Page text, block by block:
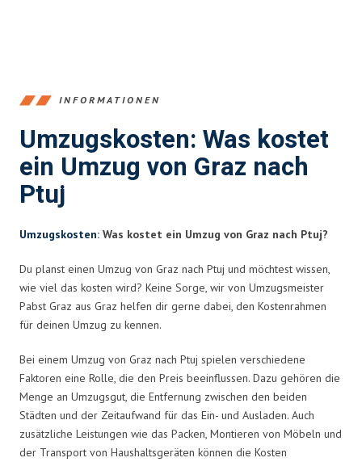
INFORMATIONEN
Umzugskosten: Was kostet
ein Umzug von Graz nach
Ptuj
Umzugskosten: Was kostet ein Umzug von Graz nach Ptuj?
Du planst einen Umzug von Graz nach Ptuj und möchtest wissen,
wie viel das kosten wird? Keine Sorge, wir von Umzugsmeister
Pabst Graz aus Graz helfen dir gerne dabei, den Kostenrahmen
für deinen Umzug zu kennen.
Bei einem Umzug von Graz nach Ptuj spielen verschiedene
Faktoren eine Rolle, die den Preis beeinflussen. Dazu gehören die
Menge an Umzugsgut, die Entfernung zwischen den beiden
Städten und der Zeitaufwand für das Ein- und Ausladen. Auch
zusätzliche Leistungen wie das Packen, Montieren von Möbeln und
der Transport von Haushaltsgeräten können die Kosten